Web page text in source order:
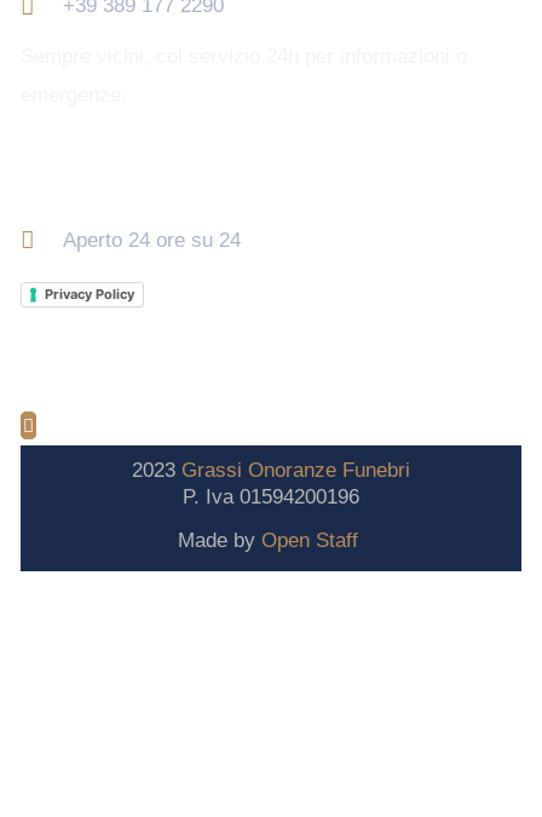
+39 389 177 2290
Aperto 24 ore su 24
Privacy Policy
2023 Grassi Onoranze Funebri
P. Iva 01594200196
Made by Open Staff